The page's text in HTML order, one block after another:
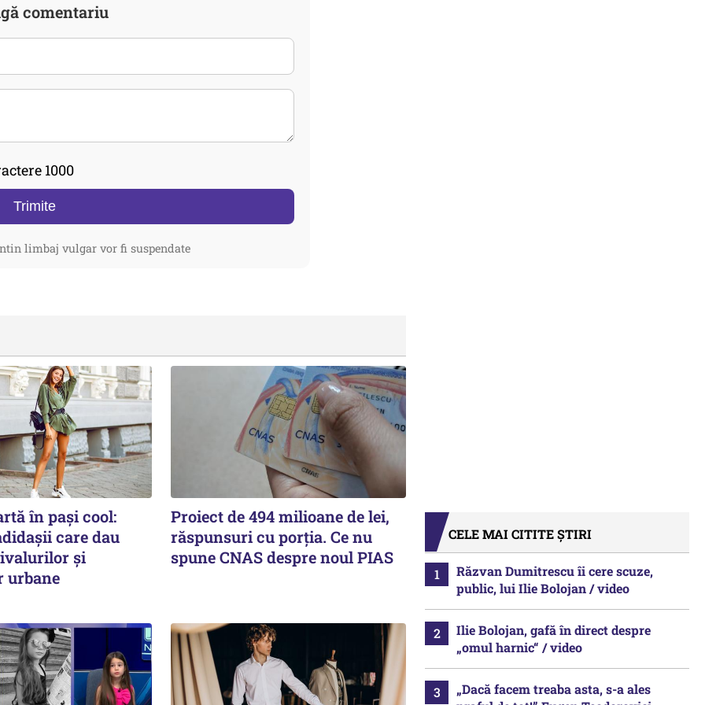
comentariu
1000
Trimite
limbaj vulgar vor fi suspendate
în pași cool:
care dau
și
urbane
Proiect de 494 milioane de lei,
răspunsuri cu porția. Ce nu
spune CNAS despre noul PIAS
CELE MAI CITITE ȘTIRI
Răzvan Dumitrescu îi cere scuze,
public, lui Ilie Bolojan / video
Ilie Bolojan, gafă în direct despre
„omul harnic“ / video
„Dacă facem treaba asta, s-a ales